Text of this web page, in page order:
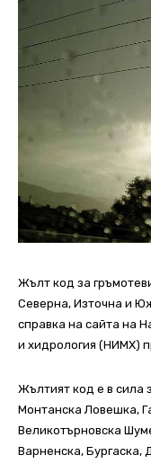
Жълт код за
Северна, Източна и
справка на сайта на
и хидрология (НИМХ)
Жълтият код е в сила
Монтанска Ловешка,
Великотърновска
Варненска, Бургаска,